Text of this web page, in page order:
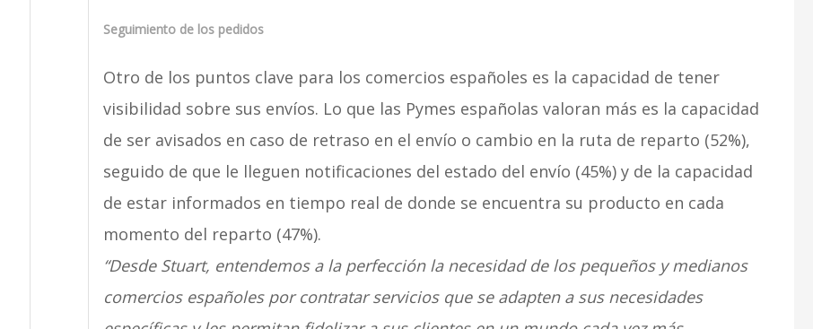
Seguimiento de los pedidos
Otro de los puntos clave para los comercios españoles es la capacidad de tener
visibilidad sobre sus envíos. Lo que las Pymes españolas valoran más es la capacidad
de ser avisados en caso de retraso en el envío o cambio en la ruta de reparto (52%),
seguido de que le lleguen notificaciones del estado del envío (45%) y de la capacidad
de estar informados en tiempo real de donde se encuentra su producto en cada
momento del reparto (47%).
“Desde Stuart, entendemos a la perfección la necesidad de los pequeños y medianos
comercios españoles por contratar servicios que se adapten a sus necesidades